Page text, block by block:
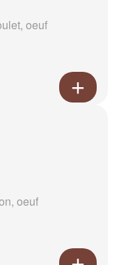
oeuf
oeuf